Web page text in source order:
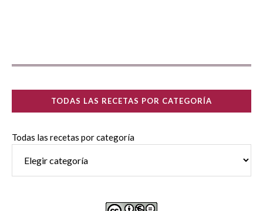
TODAS LAS RECETAS POR CATEGORÍA
Todas las recetas por categoría